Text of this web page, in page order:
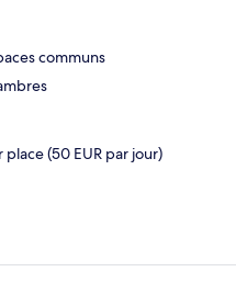
communs
(50 EUR par jour)